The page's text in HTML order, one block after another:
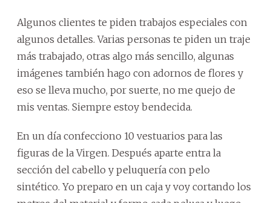
Algunos clientes te piden trabajos especiales con
algunos detalles. Varias personas te piden un traje
más trabajado, otras algo más sencillo, algunas
imágenes también hago con adornos de flores y
eso se lleva mucho, por suerte, no me quejo de
mis ventas. Siempre estoy bendecida.
En un día confecciono 10 vestuarios para las
figuras de la Virgen. Después aparte entra la
sección del cabello y peluquería con pelo
sintético. Yo preparo en un caja y voy cortando los